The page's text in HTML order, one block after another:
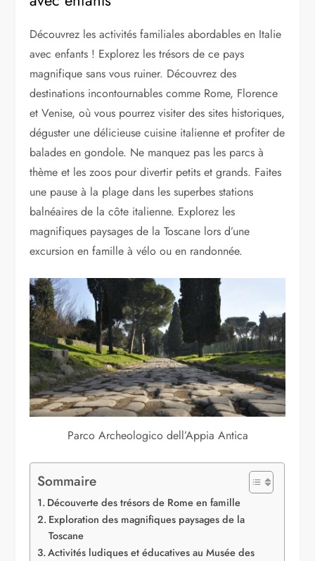
Découvrez les activités familiales abordables en Italie
avec enfants ! Explorez les trésors de ce pays
magnifique sans vous ruiner. Découvrez des
destinations incontournables comme Rome, Florence
et Venise, où vous pourrez visiter des sites historiques,
déguster une délicieuse cuisine italienne et profiter de
balades en gondole. Ne manquez pas les parcs à
thème et les zoos pour divertir petits et grands. Faites
une pause à la plage dans les superbes stations
balnéaires de la côte italienne. Explorez les
magnifiques paysages de la Toscane lors d’une
excursion en famille à vélo ou en randonnée.
Parco Archeologico dell’Appia Antica
Sommaire
Découverte des trésors de Rome en famille
Exploration des magnifiques paysages de la
Toscane
Activités ludiques et éducatives au Musée des